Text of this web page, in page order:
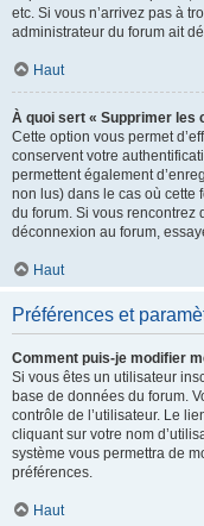
etc. Si vous n’arrivez pas à
administrateur du forum ait
Haut
À quoi sert « Supprimer les
Cette option vous permet
conservent votre
permettent également
non lus) dans le cas où cette
du forum. Si vous rencontrez
déconnexion au forum,
Haut
Préférences et
Comment puis-je modifier
Si vous êtes un utilisateur
base de données du forum.
contrôle de l’utilisateur. Le
cliquant sur votre nom
système vous permettra de
préférences.
Haut